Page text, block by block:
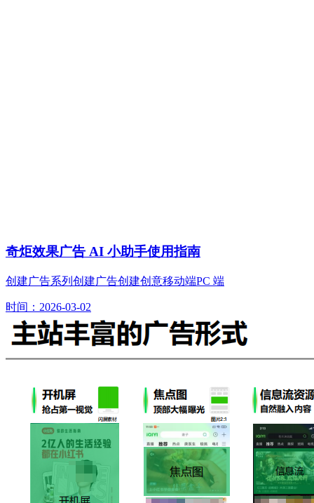
奇炬效果广告 AI 小助手使用指南
创建广告系列创建广告创建创意移动端PC 端
时间：2026-03-02